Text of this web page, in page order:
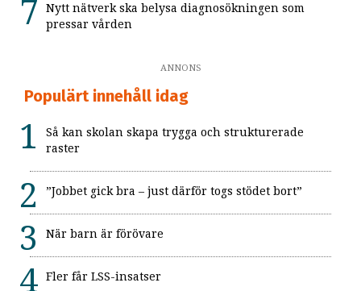
Nytt nätverk ska belysa diagnosökningen som
pressar vården
ANNONS
Populärt innehåll idag
Så kan skolan skapa trygga och strukturerade
raster
”Jobbet gick bra – just därför togs stödet bort”
När barn är förövare
Fler får LSS-insatser